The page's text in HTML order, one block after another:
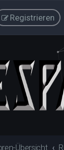
Registrieren
Übersicht